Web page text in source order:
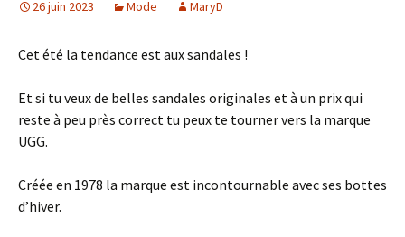
26 juin 2023 Mode MaryD
Cet été la tendance est aux sandales !
Et si tu veux de belles sandales originales et à un prix qui
reste à peu près correct tu peux te tourner vers la marque
UGG.
Créée en 1978 la marque est incontournable avec ses bottes
d’hiver.